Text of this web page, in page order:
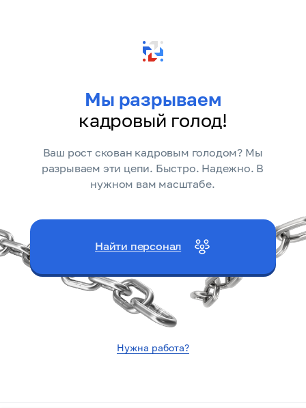
Нужна работа?
Найти персонал
Мы разрываем
кадровый голод!
Ваш рост скован кадровым голодом? Мы
разрываем эти цепи. Быстро. Надежно. В
нужном вам масштабе.